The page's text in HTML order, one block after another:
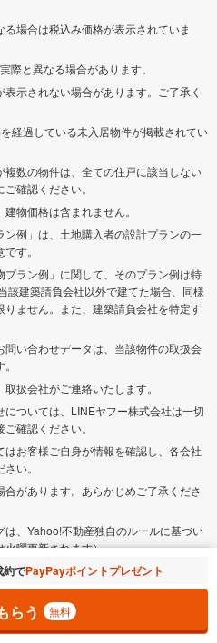
場合は税込み価格が表示されていま
際と異なる場合があります。
示されない場合があります。ご了承く
経過している未入居物件が掲載されてい
複数の物件は、全ての住戸に該当しない
確認ください。
物価格は含まれません。
ン例」は、土地購入者の設計プランの一
す。
プラン例」に関して、そのプラン例は特
該建築請負会社以外で建てた場合、同様
ません。また、建築請負会社を特定す
い合わせデータは、当該物件の取扱会
扱会社がご連絡いたします。
ついては、LINEヤフー株式会社は一切
確認ください。
お客様ご自身が情報を確認し、各会社
い。
があります。あらかじめご了承くださ
、Yahoo!不動産独自のルールに基づい
火曜更新されます）
産が独自で収集し、一部はマンションレ
たものを表示しています。
（RSC）2018年 不動産情報サイト利用
。
一覧を開く
約でPayPayポイントプレゼント
らう 無料